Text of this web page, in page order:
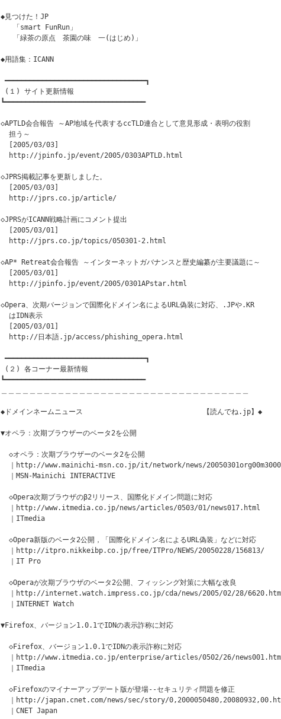
◆見つけた！JP
   「smart FunRun」
   「緑茶の原点　茶園の味　一(はじめ)」
◆用語集：ICANN
━━━━━━━━━━━━━━━━━━━━━━━━━━━━━━━━━━┓
(１) サイト更新情報
┗━━━━━━━━━━━━━━━━━━━━━━━━━━━━━━━━━━
◇APTLD会合報告 ～AP地域を代表するccTLD連合として意見形成・表明の役割
  担う～
  [2005/03/03]
  http://jpinfo.jp/event/2005/0303APTLD.html
◇JPRS掲載記事を更新しました。
  [2005/03/03]
  http://jprs.co.jp/article/
◇JPRSがICANN戦略計画にコメント提出
  [2005/03/01]
  http://jprs.co.jp/topics/050301-2.html
◇AP* Retreat会合報告 ～インターネットガバナンスと歴史編纂が主要議題に～
  [2005/03/01]
  http://jpinfo.jp/event/2005/0301APstar.html
◇Opera、次期バージョンで国際化ドメイン名によるURL偽装に対応、.JPや.KR
  はIDN表示
  [2005/03/01]
  http://日本語.jp/access/phishing_opera.html
━━━━━━━━━━━━━━━━━━━━━━━━━━━━━━━━━━┓
(２) 各コーナー最新情報
┗━━━━━━━━━━━━━━━━━━━━━━━━━━━━━━━━━━
◆ドメインネームニュース                             【読んでね.jp】◆
▼オペラ：次期ブラウザーのベータ2を公開
  ◇オペラ：次期ブラウザーのベータ2を公開
｜http://www.mainichi-msn.co.jp/it/network/news/
  ｜MSN-Mainichi INTERACTIVE
  ◇Opera次期ブラウザのβ2リリース、国際化ドメイン問題に対応
  ｜http://www.itmedia.co.jp/news/articles/0503/01/news017.html
  ｜ITmedia
  ◇Opera新版のベータ2公開，「国際化ドメイン名によるURL偽装」などに対応
  ｜http://itpro.nikkeibp.co.jp/free/ITPro/NEWS/20050228/156813/
  ｜IT Pro
  ◇Operaが次期ブラウザのベータ2公開、フィッシング対策に大幅な改良
｜http://internet.watch.impress.co.jp/cda/news/2005/02/28/
  ｜INTERNET Watch
▼Firefox、バージョン1.0.1でIDNの表示詐称に対応
  ◇Firefox、バージョン1.0.1でIDNの表示詐称に対応
｜http://www.itmedia.co.jp/enterprise/articles/0502/26/
  ｜ITmedia
  ◇Firefoxのマイナーアップデート版が登場--セキュリティ問題を修正
｜http://japan.cnet.com/news/sec/story/
  ｜CNET Japan